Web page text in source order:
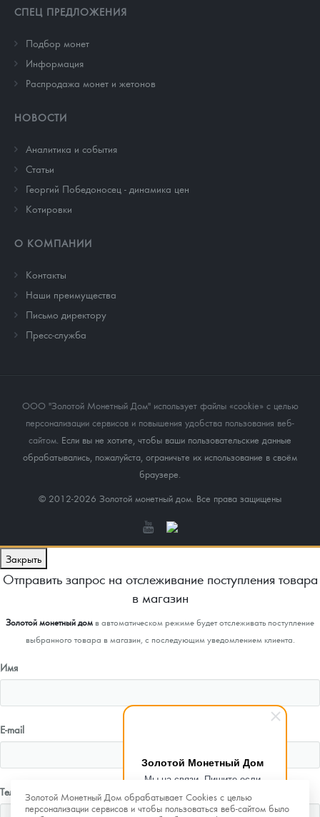
Золотой Монетный Дом
Мы на связи. Пишите если
возникнут любые вопросы.
Рады помочь.
СПЕЦ ПРЕДЛОЖЕНИЯ
Подбор монет
Информация
Распродажа монет и жетонов
НОВОСТИ
Аналитика и события
Cтатьи
Георгий Победоносец - динамика цен
Котировки
О КОМПАНИИ
Контакты
Наши преимущества
Письмо директору
Пресс-служба
ООО "Золотой Монетный Дом" использует файлы «cookie» с целью
персонализации сервисов и повышения удобства пользования веб-
сайтом. Если вы не хотите, чтобы ваши пользовательские данные
обрабатывались, пожалуйста, ограничьте их использование в своём
браузере.
© 2012-2026 Золотой монетный дом. Все права защищены
Золотой Монетный Дом обрабатывает Cookies с целью
персонализации сервисов и чтобы пользоваться веб-сайтом было
Закрыть
Отправить запрос на отслеживание поступления товара
в магазин
Золотой монетный домв автоматическом режиме будет отслеживать поступление
выбранного товара в магазин, с последующим уведомлением клиента.
Имя
E-mail
Телефон